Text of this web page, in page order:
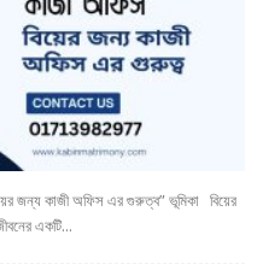
জন্য কাজী অফিস এর গুরুত্ব” ভূমিকা বিয়ের
একটি...